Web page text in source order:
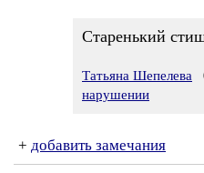
Старенький
Татьяна Шепелева
нарушении
+ добавить замечания